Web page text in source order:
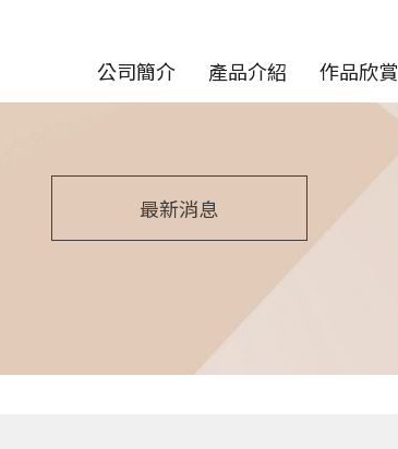
公司簡介 產品介紹 作品欣賞
最新消息